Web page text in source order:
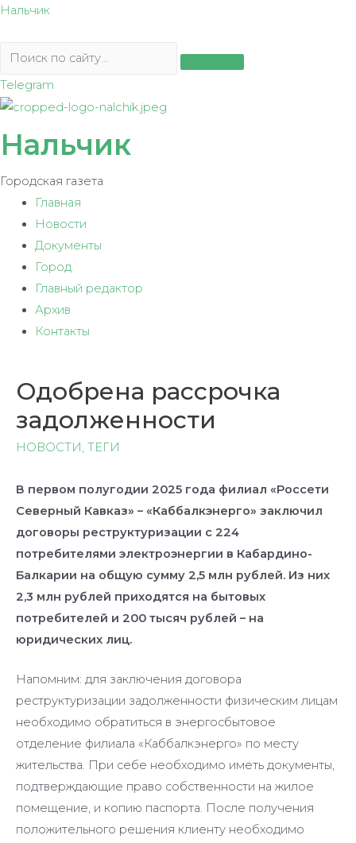
Перейти
содержимому
Нальчик
Telegram
Нальчик
Городская газета
Главная
Новости
Документы
Город
Главный редактор
Архив
Контакты
Одобрена рассрочка
задолженности
НОВОСТИ, ТЕГИ
В первом полугодии 2025 года филиал «Россети
Северный Кавказ» – «Каббалкэнерго» заключил
договоры реструктуризации с 224
потребителями электроэнергии в Кабардино-
Балкарии на общую сумму 2,5 млн рублей. Из них
2,3 млн рублей приходятся на бытовых
потребителей и 200 тысяч рублей – на
юридических лиц.
Напомним: для заключения договора
реструктуризации задолженности физическим лицам
необходимо обратиться в энергосбытовое
отделение филиала «Каббалкэнерго» по месту
жительства. При себе необходимо иметь документы,
подтверждающие право собственности на жилое
помещение, и копию паспорта. После получения
положительного решения клиенту необходимо